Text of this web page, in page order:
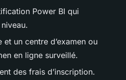
Power BI qui
et un centre d’examen ou
en ligne surveillé.
des frais d’inscription.